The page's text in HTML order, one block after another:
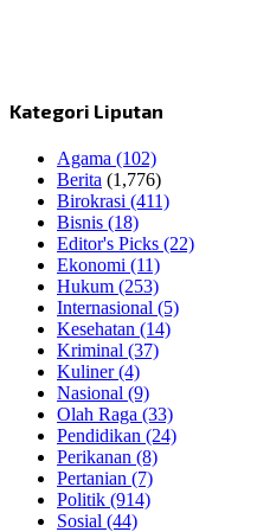
Kategori Liputan
Agama (102)
Berita (1,776)
Birokrasi (411)
Bisnis (18)
Editor's Picks (22)
Ekonomi (11)
Hukum (253)
Internasional (5)
Kesehatan (14)
Kriminal (37)
Kuliner(4)
Nasional (9)
Olah Raga (33)
Pendidikan (24)
Perikanan (8)
Pertanian (7)
Politik (914)
Sosial (44)